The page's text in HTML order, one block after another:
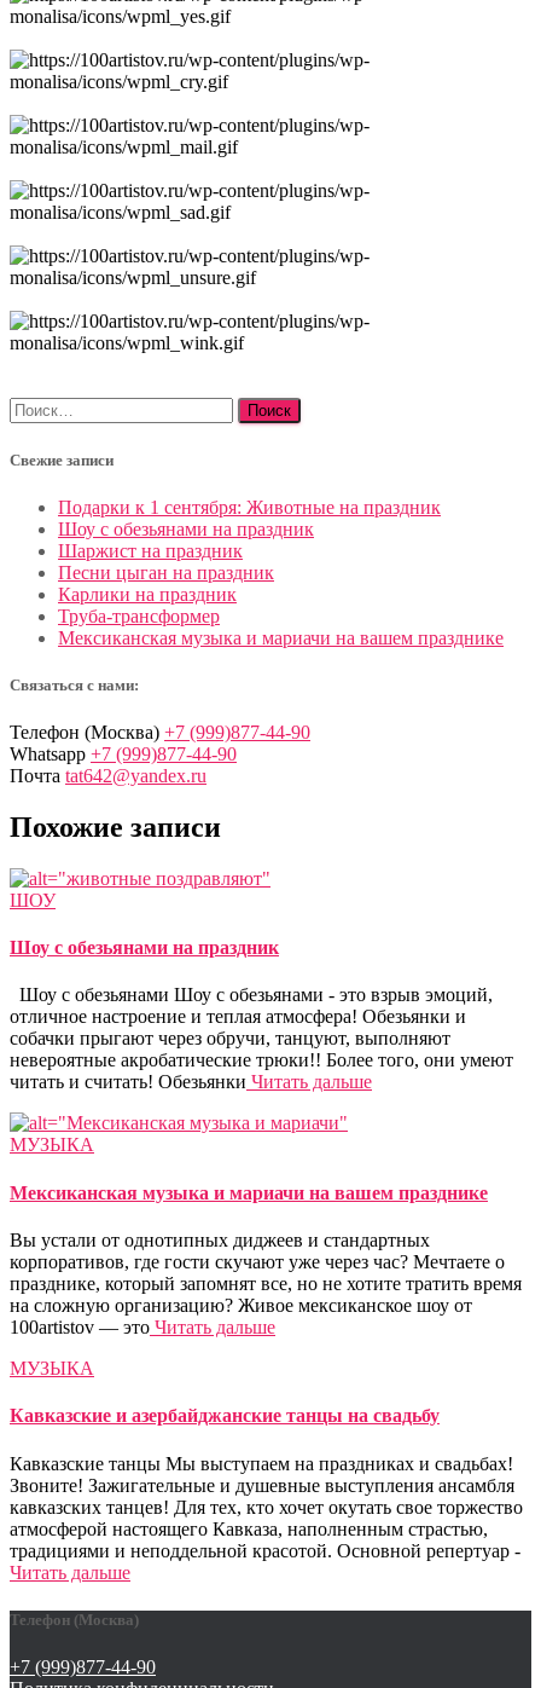
Найти:
Свежие записи
Подарки к 1 сентября: Животные на праздник
Шоу с обезьянами на праздник
Шаржист на праздник
Песни цыган на праздник
Карлики на праздник
Труба-трансформер
Мексиканская музыка и мариачи на вашем празднике
Связаться с нами:
Телефон (Москва) +7 (999)877-44-90
Whatsapp +7 (999)877-44-90
Почта tat642@yandex.ru
Похожие записи
ШОУ
Шоу с обезьянами на праздник
Шоу с обезьянами Шоу с обезьянами - это взрыв эмоций,
отличное настроение и теплая атмосфера! Обезьянки и
собачки прыгают через обручи, танцуют, выполняют
невероятные акробатические трюки!! Более того, они умеют
читать и считать! Обезьянки Читать дальше
МУЗЫКА
Мексиканская музыка и мариачи на вашем празднике
Вы устали от однотипных диджеев и стандартных
корпоративов, где гости скучают уже через час? Мечтаете о
празднике, который запомнят все, но не хотите тратить время
на сложную организацию? Живое мексиканское шоу от
100artistov — это Читать дальше
МУЗЫКА
Кавказские и азербайджанские танцы на свадьбу
Кавказские танцы Мы выступаем на праздниках и свадьбах!
Звоните! Зажигательные и душевные выступления ансамбля
кавказских танцев! Для тех, кто хочет окутать свое торжество
атмосферой настоящего Кавказа, наполненным страстью,
традициями и неподдельной красотой. Основной репертуар -
Читать дальше
Телефон (Москва)
+7 (999)877-44-90